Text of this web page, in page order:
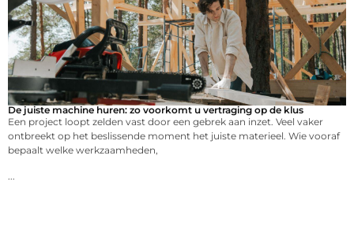
De juiste machine huren: zo voorkomt u vertraging op de klus
Een project loopt zelden vast door een gebrek aan inzet. Veel vaker
ontbreekt op het beslissende moment het juiste materieel. Wie vooraf
bepaalt welke werkzaamheden,